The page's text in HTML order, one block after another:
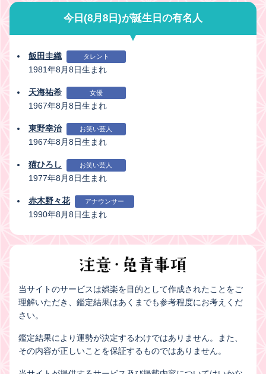
今日(8月8日)が誕生日の有名人
飯田圭織 タレント
1981年8月8日生まれ
天海祐希 女優
1967年8月8日生まれ
東野幸治 お笑い芸人
1967年8月8日生まれ
猫ひろし お笑い芸人
1977年8月8日生まれ
赤木野々花 アナウンサー
1990年8月8日生まれ
当サイトのサービスは娯楽を目的として作成されたことをご
理解いただき、鑑定結果はあくまでも参考程度にお考えくだ
さい。
鑑定結果により運勢が決定するわけではありません。また、
その内容が正しいことを保証するものではありません。